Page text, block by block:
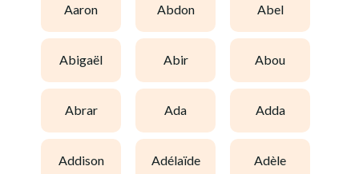
aaron abdon abel
abigaël abir abou
abrar ada adda
addison adélaïde adèle